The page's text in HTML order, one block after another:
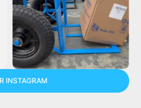
INSTAGRAM